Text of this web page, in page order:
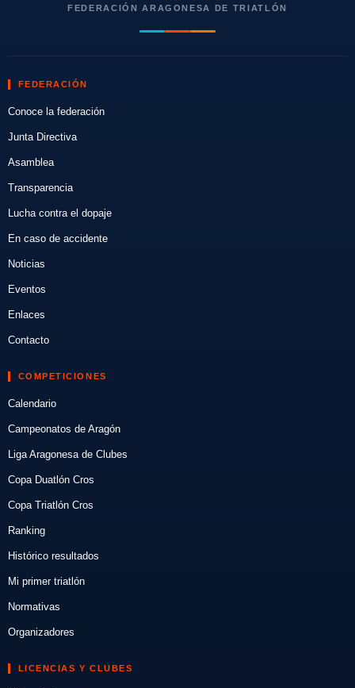
FEDERACIÓN ARAGONESA DE TRIATLÓN
FEDERACIÓN
Conoce la federación
Junta Directiva
Asamblea
Transparencia
Lucha contra el dopaje
En caso de accidente
Noticias
Eventos
Enlaces
Contacto
COMPETICIONES
Calendario
Campeonatos de Aragón
Liga Aragonesa de Clubes
Copa Duatlón Cros
Copa Triatlón Cros
Ranking
Histórico resultados
Mi primer triatlón
Normativas
Organizadores
LICENCIAS Y CLUBES